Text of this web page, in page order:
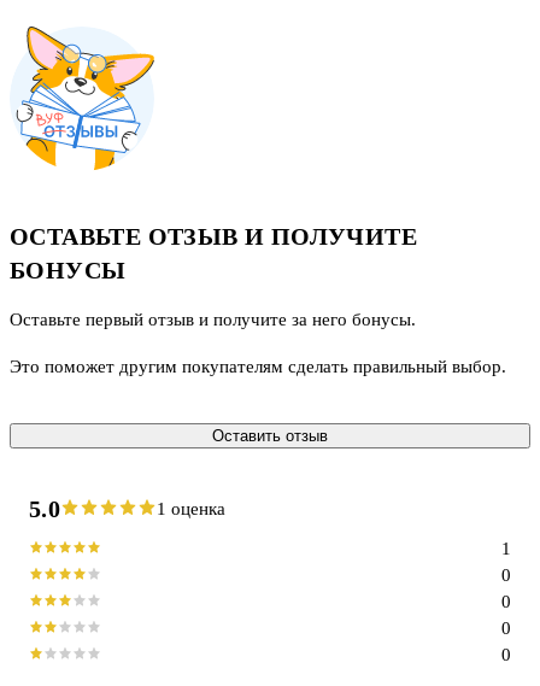
ОСТАВЬТЕ ОТЗЫВ И ПОЛУЧИТЕ
БОНУСЫ
Оставьте первый отзыв и получите за него бонусы.
Это поможет другим покупателям сделать правильный выбор.
Оставить отзыв
5.0 1 оценка
0
0
0
0
1